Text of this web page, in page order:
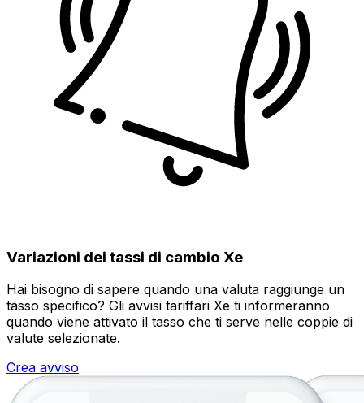
Variazioni dei tassi di cambio Xe
Hai bisogno di sapere quando una valuta raggiunge un
tasso specifico? Gli avvisi tariffari Xe ti informeranno
quando viene attivato il tasso che ti serve nelle coppie di
valute selezionate.
Crea avviso